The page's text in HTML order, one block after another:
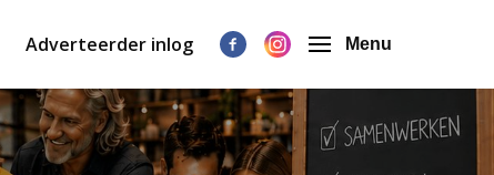
Adverteerder inlog Menu